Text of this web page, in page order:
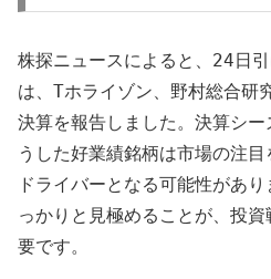
株探ニュースによると、24日
は、Tホライゾン、野村総合研
決算を報告しました。決算シ
うした好業績銘柄は市場の注
ドライバーとなる可能性があ
っかりと見極めることが、投
要です。